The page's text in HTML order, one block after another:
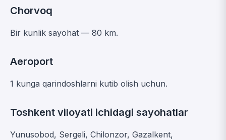
Chorvoq
Bir kunlik sayohat — 80 km.
Aeroport
1 kunga qarindoshlarni kutib olish uchun.
Toshkent viloyati ichidagi sayohatlar
Yunusobod, Sergeli, Chilonzor, Gazalkent,